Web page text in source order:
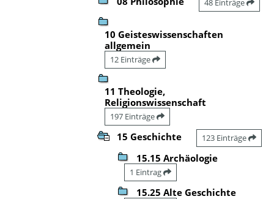
48 Einträge
10 Geisteswissenschaften
allgemein
12 Einträge
11 Theologie,
Religionswissenschaft
197 Einträge
15 Geschichte 123 Einträge
15.15 Archäologie
1 Eintrag
15.25 Alte Geschichte